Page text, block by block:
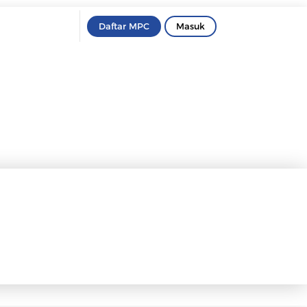
Daftar MPC Masuk